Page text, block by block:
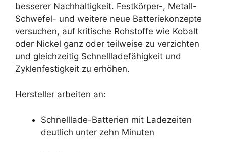
besserer Nachhaltigkeit. Festkörper-, Metall-
Schwefel- und weitere neue Batteriekonzepte
versuchen, auf kritische Rohstoffe wie Kobalt
oder Nickel ganz oder teilweise zu verzichten
und gleichzeitig Schnellladefähigkeit und
Zyklenfestigkeit zu erhöhen.
Hersteller arbeiten an:
Schnelllade-Batterien mit Ladezeiten
deutlich unter zehn Minuten